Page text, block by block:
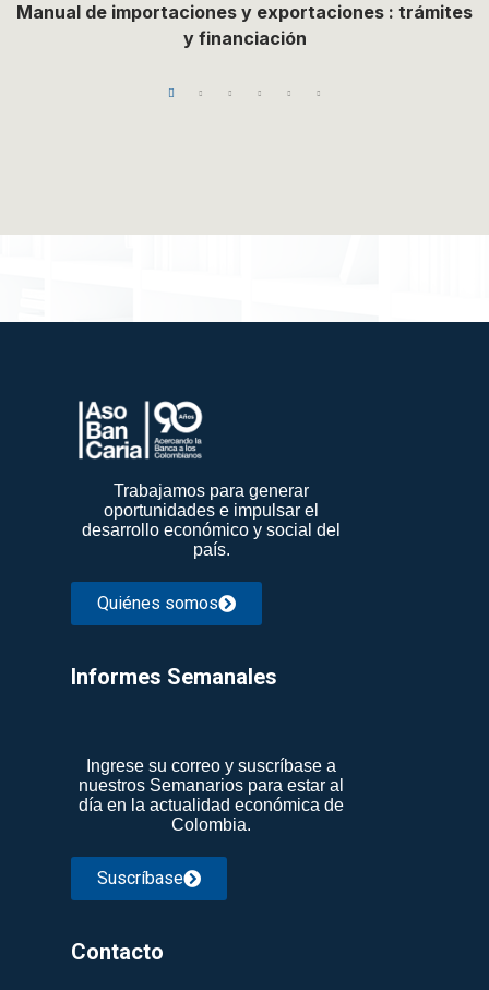
Manual de importaciones y exportaciones : trámites
y financiación
Trabajamos para generar
oportunidades e impulsar el
desarrollo económico y social del
país.
Quiénes somos
Informes Semanales​
Ingrese su correo y suscríbase a
nuestros Semanarios para estar al
día en la actualidad económica de
Colombia.
Suscríbase
Contacto